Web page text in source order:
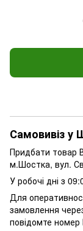
Самовивіз у
Придбати товар
м.Шостка, вул.
У робочі дні з
Для
замовлення
повідомте